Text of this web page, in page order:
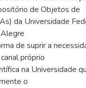
de Objetos de
da Universidade
de suprir a
próprio
na Universidade
o